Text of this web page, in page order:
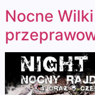
Nocne